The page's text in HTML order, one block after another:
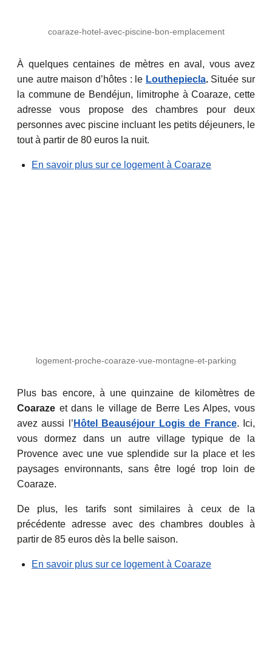
coaraze-hotel-avec-piscine-bon-emplacement
À quelques centaines de mètres en aval, vous avez
une autre maison d’hôtes : le Louthepiecla.Située sur
la commune de Bendéjun, limitrophe à Coaraze, cette
adresse vous propose des chambres pour deux
personnes avec piscine incluant les petits déjeuners, le
tout à partir de 80 euros la nuit.
En savoir plus sur ce logement à Coaraze
logement-proche-coaraze-vue-montagne-et-parking
Plus bas encore, à une quinzaine de kilomètres de
Coaraze et dans le village de Berre Les Alpes, vous
avez aussi l’ Hôtel Beauséjour Logis de France. Ici,
vous dormez dans un autre village typique de la
Provence avec une vue splendide sur la place et les
paysages environnants, sans être logé trop loin de
Coaraze.
De plus, les tarifs sont similaires à ceux de la
précédente adresse avec des chambres doubles à
partir de 85 euros dès la belle saison.
En savoir plus sur ce logement à Coaraze